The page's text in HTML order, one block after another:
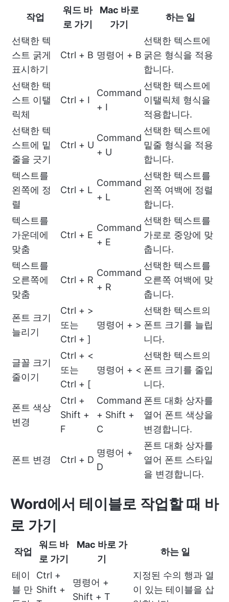
작업
워드 바
로 가기
Mac 바로
가기
하는 일
선택한 텍
스트 굵게
표시하기
Ctrl + B 명령어 + B
선택한 텍스트에
굵은 형식을 적용
합니다.
선택한 텍
스트 이탤
릭체
Ctrl + I
Command
+ I
선택한 텍스트에
이탤릭체 형식을
적용합니다.
선택한 텍
스트에 밑
줄을 긋기
Ctrl + U
Command
+ U
선택한 텍스트에
밑줄 형식을 적용
합니다.
텍스트를
왼쪽에 정
렬
Ctrl + L
Command
+ L
선택한 텍스트를
왼쪽 여백에 정렬
합니다.
텍스트를
가운데에
맞춤
Ctrl + E
Command
+ E
선택한 텍스트를
가로로 중앙에 맞
춥니다.
텍스트를
오른쪽에
맞춤
Ctrl + R
Command
+ R
선택한 텍스트를
오른쪽 여백에 맞
춥니다.
폰트 크기
늘리기
Ctrl + >
또는
Ctrl + ]
명령어 + >
선택한 텍스트의
폰트 크기를 늘립
니다.
글꼴 크기
줄이기
Ctrl + <
또는
Ctrl + [
명령어 + <
선택한 텍스트의
폰트 크기를 줄입
니다.
폰트 색상
변경
Ctrl +
Shift +
F
Command
+ Shift +
C
폰트 대화 상자를
열어 폰트 색상을
변경합니다.
폰트 변경 Ctrl + D
명령어 +
D
폰트 대화 상자를
열어 폰트 스타일
을 변경합니다.
Word에서 테이블로 작업할 때 바
로 가기
작업
워드 바
로 가기
Mac 바로 가
기
하는 일
테이
블 만
Ctrl +
Shift +
명령어 +
Shift + T
지정된 수의 행과 열
이 있는 테이블을 삽